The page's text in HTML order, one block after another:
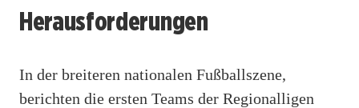
Herausforderungen
In der breiteren nationalen Fußballszene,
berichten die ersten Teams der Regionalligen